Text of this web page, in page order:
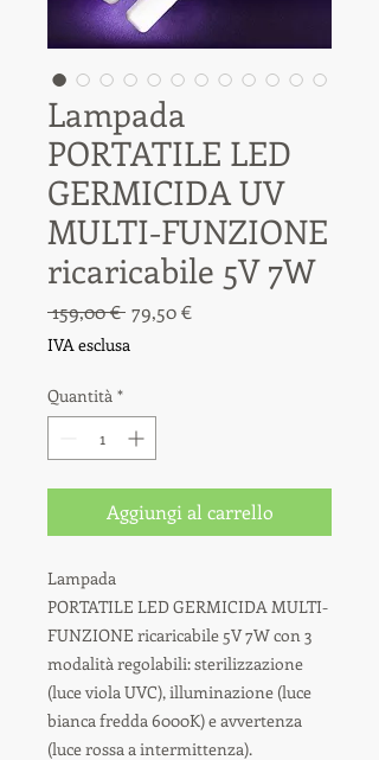
Lampada
PORTATILE LED
GERMICIDA UV
MULTI-FUNZIONE
ricaricabile 5V 7W
159,00 € Prezzo
79,50 €Prezzo
IVA esclusa
Quantità *
Aggiungi al carrello
Lampada
PORTATILE LED GERMICIDA MULTI-
FUNZIONE ricaricabile 5V 7W con 3
modalità regolabili: sterilizzazione
(luce viola UVC), illuminazione (luce
bianca fredda 6000K) e avvertenza
(luce rossa a intermittenza).